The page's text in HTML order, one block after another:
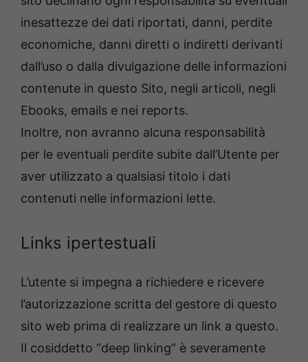
inesattezze dei dati riportati, danni, perdite
economiche, danni diretti o indiretti derivanti
dall’uso o dalla divulgazione delle informazioni
contenute in questo Sito, negli articoli, negli
Ebooks, emails e nei reports.
Inoltre, non avranno alcuna responsabilità
per le eventuali perdite subite dall’Utente per
aver utilizzato a qualsiasi titolo i dati
contenuti nelle informazioni lette.
Links ipertestuali
L’utente si impegna a richiedere e ricevere
l’autorizzazione scritta del gestore di questo
sito web prima di realizzare un link a questo.
Il cosiddetto “deep linking” è severamente